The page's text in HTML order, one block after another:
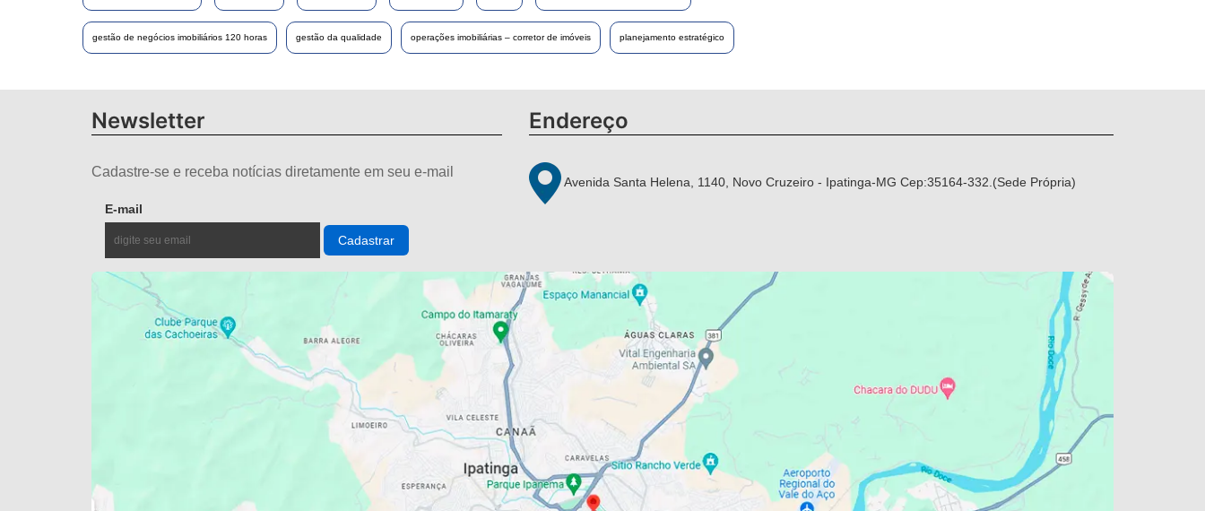
gestão de negócios imobiliários 120 horas gestão da qualidade operações imobiliárias – corretor de imóveis planejamento estratégico
Newsletter
Cadastre-se e receba notícias diretamente em seu e-mail
E-mail
Endereço
Avenida Santa Helena, 1140, Novo Cruzeiro - Ipatinga-MG Cep:35164-332.(Sede Própria)